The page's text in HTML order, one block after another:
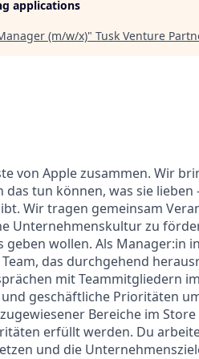
applications
(m/w/x)" Tusk Venture
von Apple zusammen. Wir
tun können, was sie
Wir tragen gemeinsam
Unternehmenskultur zu
wollen. Als Manager:in
das durchgehend
mit Teammitgliedern
geschäftliche Prioritäten
Bereiche im
erfüllt werden. Du
und die